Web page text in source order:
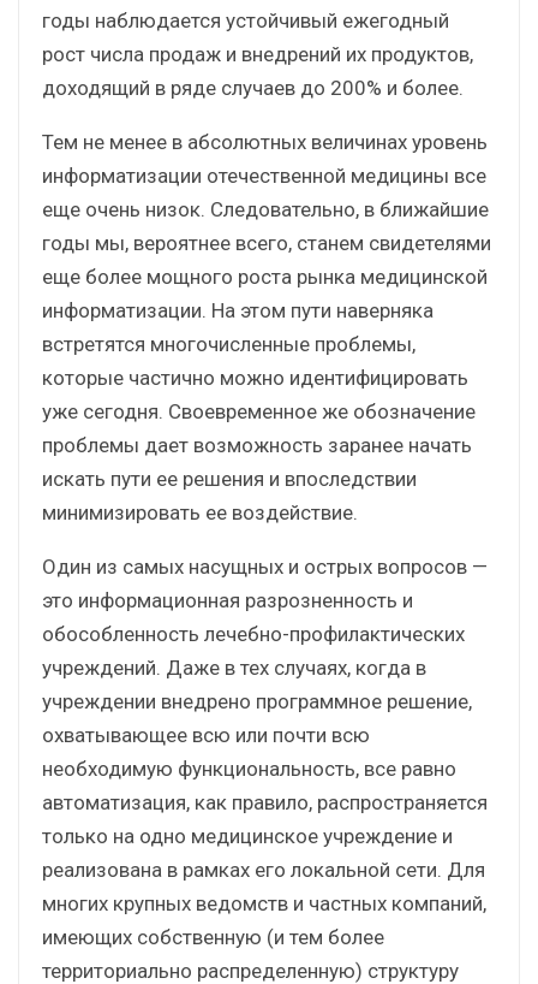
годы наблюдается устойчивый ежегодный
рост числа продаж и внедрений их продуктов,
доходящий в ряде случаев до 200% и более.
Тем не менее в абсолютных величинах уровень
информатизации отечественной медицины все
еще очень низок. Следовательно, в ближайшие
годы мы, вероятнее всего, станем свидетелями
еще более мощного роста рынка медицинской
информатизации. На этом пути наверняка
встретятся многочисленные проблемы,
которые частично можно идентифицировать
уже сегодня. Своевременное же обозначение
проблемы дает возможность заранее начать
искать пути ее решения и впоследствии
минимизировать ее воздействие.
Один из самых насущных и острых вопросов —
это информационная разрозненность и
обособленность лечебно-профилактических
учреждений. Даже в тех случаях, когда в
учреждении внедрено программное решение,
охватывающее всю или почти всю
необходимую функциональность, все равно
автоматизация, как правило, распространяется
только на одно медицинское учреждение и
реализована в рамках его локальной сети. Для
многих крупных ведомств и частных компаний,
имеющих собственную (и тем более
территориально распределенную) структуру